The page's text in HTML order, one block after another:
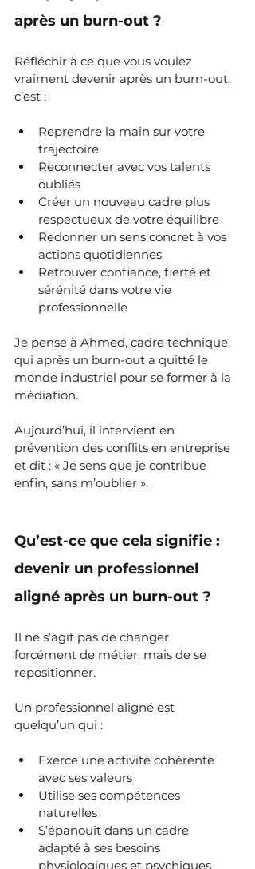
après un burn-out ?
Réfléchir à ce que vous voulez
vraiment devenir après un burn-out,
c’est :
Reprendre la main sur votre
trajectoire
Reconnecter avec vos talents
oubliés
Créer un nouveau cadre plus
respectueux de votre équilibre
Redonner un sens concret à vos
actions quotidiennes
Retrouver confiance, fierté et
sérénité dans votre vie
professionnelle
Je pense à Ahmed, cadre technique,
qui après un burn-out a quitté le
monde industriel pour se former à la
médiation.
Aujourd’hui, il intervient en
prévention des conflits en entreprise
et dit : « Je sens que je contribue
enfin, sans m’oublier ».
Qu’est-ce que cela signifie :
devenir un professionnel
aligné après un burn-out ?
Il ne s’agit pas de changer
forcément de métier, mais de se
repositionner.
Un professionnel aligné est
quelqu’un qui :
Exerce une activité cohérente
avec ses valeurs
Utilise ses compétences
naturelles
S’épanouit dans un cadre
adapté à ses besoins
physiologiques et psychiques